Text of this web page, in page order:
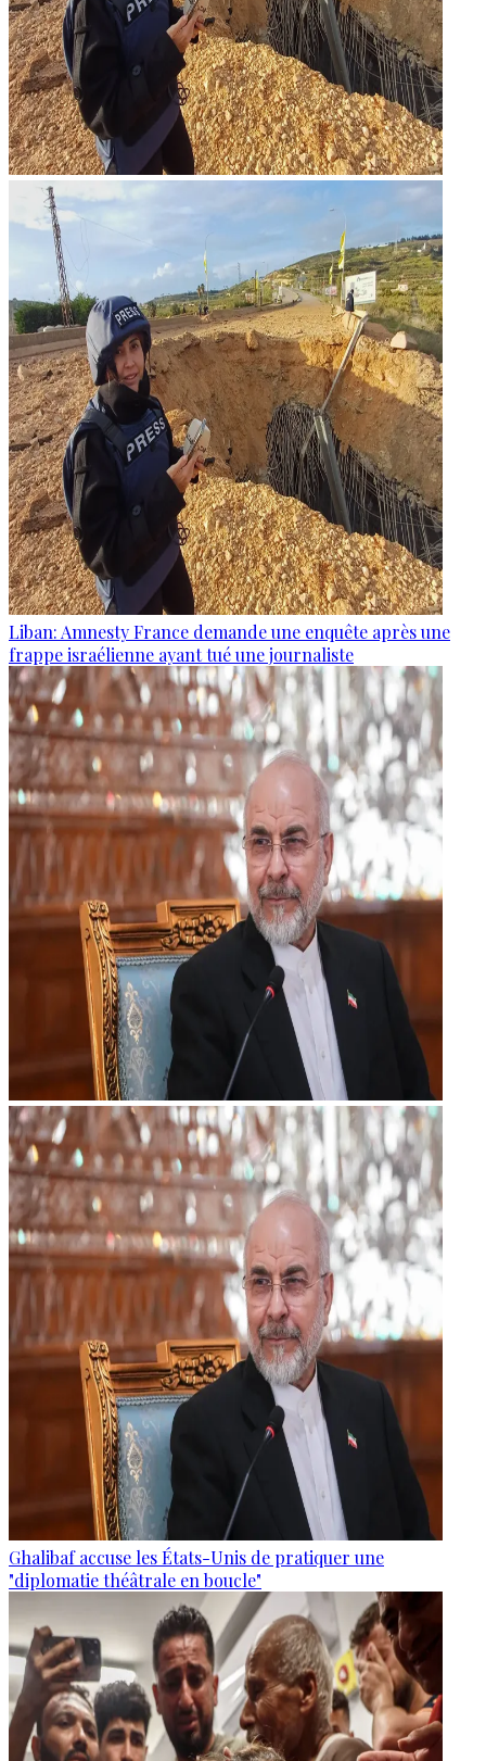
Liban: Amnesty France demande une enquête après une
frappe israélienne ayant tué une journaliste
Ghalibaf accuse les États-Unis de pratiquer une
"diplomatie théâtrale en boucle"